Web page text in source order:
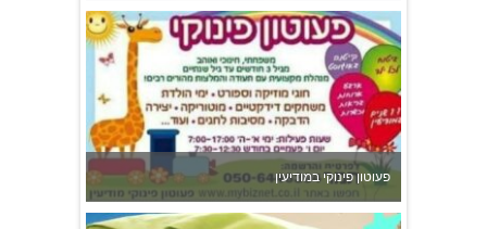
פעוטון פינוקי במודיעין